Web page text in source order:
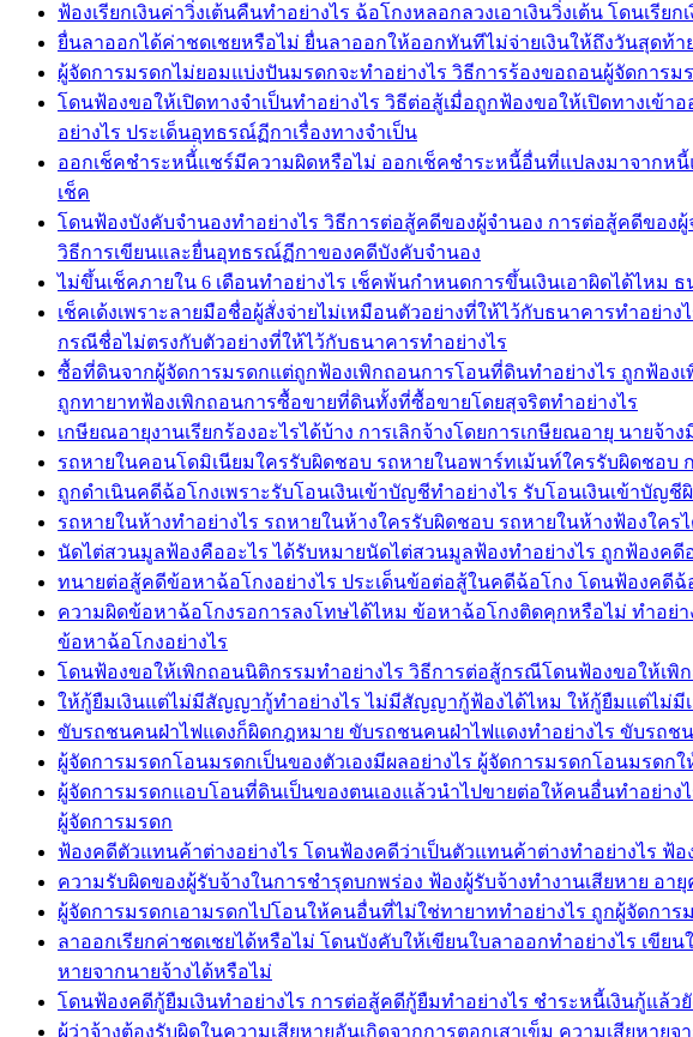
ฟ้องเรียกเงินค่าวิ่งเต้นคืนทำอย่างไร ฉ้อโกงหลอกลวงเอาเงินวิ่งเต้น โดนเรี
ยื่นลาออกได้ค่าชดเชยหรือไม่ ยื่นลาออกให้ออกทันทีไม่จ่ายเงินให้ถึงวันสุดท้า
ผู้จัดการมรดกไม่ยอมแบ่งปันมรดกจะทำอย่างไร วิธีการร้องขอถอนผู้จัดการม
โดนฟ้องขอให้เปิดทางจำเป็นทำอย่างไร วิธีต่อสู้เมื่อถูกฟ้องขอให้เปิดทางเข้
อย่างไร ประเด็นอุทธรณ์ฏีกาเรื่องทางจำเป็น
ออกเช็คชำระหนี้่แชร์มีความผิดหรือไม่ ออกเช็คชำระหนี้อื่นที่แปลงมาจากห
เช็ค
โดนฟ้องบังคับจำนองทำอย่างไร วิธีการต่อสู้คดีของผู้จำนอง การต่อสู้คดีขอ
วิธีการเขียนและยื่นอุทธรณ์ฏีกาของคดีบังคับจำนอง
ไม่ขึ้นเช็คภายใน 6 เดือนทำอย่างไร เช็คพ้นกำหนดการขึ้นเงินเอาผิดได้ไหม
เช็คเด้งเพราะลายมือชื่อผู้สั่งจ่ายไม่เหมือนตัวอย่างที่ให้ไว้กับธนาคารทำอย่
กรณีชื่อไม่ตรงกับตัวอย่างที่ให้ไว้กับธนาคารทำอย่างไร
ซื้อที่ดินจากผู้จัดการมรดกแต่ถูกฟ้องเพิกถอนการโอนที่ดินทำอย่างไร ถูกฟ้อ
ถูกทายาทฟ้องเพิกถอนการซื้อขายที่ดินทั้งที่ซื้อขายโดยสุจริตทำอย่างไร
เกษียณอายุงานเรียกร้องอะไรได้บ้าง การเลิกจ้างโดยการเกษียณอายุ นายจ้
รถหายในคอนโดมิเนียมใครรับผิดชอบ รถหายในอพาร์ทเม้นท์ใครรับผิดชอ
ถูกดำเนินคดีฉ้อโกงเพราะรับโอนเงินเข้าบัญชีทำอย่างไร รับโอนเงินเข้าบั
รถหายในห้างทำอย่างไร รถหายในห้างใครรับผิดชอบ รถหายในห้างฟ้องใ
นัดไต่สวนมูลฟ้องคืออะไร ได้รับหมายนัดไต่สวนมูลฟ้องทำอย่างไร ถูกฟ้องค
ทนายต่อสู้คดีข้อหาฉ้อโกงอย่างไร ประเด็นข้อต่อสู้ในคดีฉ้อโกง โดนฟ้องคดี
ความผิดข้อหาฉ้อโกงรอการลงโทษได้ไหม ข้อหาฉ้อโกงติดคุกหรือไม่ ทำอย่
ข้อหาฉ้อโกงอย่างไร
โดนฟ้องขอให้เพิกถอนนิติกรรมทำอย่างไร วิธีการต่อสู้กรณีโดนฟ้องขอให้
ให้กู้ยืมเงินแต่ไม่มีสัญญากู้ทำอย่างไร ไม่มีสัญญากู้ฟ้องได้ไหม ให้กู้ยืมแต่ไม่มี
ขับรถชนคนฝ่าไฟแดงก็ผิดกฎหมาย ขับรถชนคนฝ่าไฟแดงทำอย่างไร ขับรถช
ผู้จัดการมรดกโอนมรดกเป็นของตัวเองมีผลอย่างไร ผู้จัดการมรดกโอนมรดก
ผู้จัดการมรดกแอบโอนที่ดินเป็นของตนเองแล้วนำไปขายต่อให้คนอื่นทำอย่า
ผู้จัดการมรดก
ฟ้องคดีตัวแทนค้าต่างอย่างไร โดนฟ้องคดีว่าเป็นตัวแทนค้าต่างทำอย่างไร
ความรับผิดของผู้รับจ้างในการชำรุดบกพร่อง ฟ้องผู้รับจ้างทำงานเสียหาย อ
ผู้จัดการมรดกเอามรดกไปโอนให้คนอื่นที่ไม่ใช่ทายาททำอย่างไร ถูกผู้จัดก
ลาออกเรียกค่าชดเชยได้หรือไม่ โดนบังคับให้เขียนใบลาออกทำอย่างไร เขี
หายจากนายจ้างได้หรือไม่
โดนฟ้องคดีกู้ยืมเงินทำอย่างไร การต่อสู้คดีกู้ยืมทำอย่างไร ชำระหนี้เงินกู้แล้
ผู้ว่าจ้างต้องรับผิดในความเสียหายอันเกิดจากการตอกเสาเข็ม ความเสียหาย